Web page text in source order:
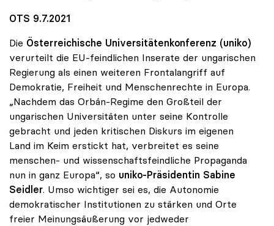
OTS 9.7.2021
Die Österreichische Universitätenkonferenz (uniko)
verurteilt die EU-feindlichen Inserate der ungarischen
Regierung als einen weiteren Frontalangriff auf
Demokratie, Freiheit und Menschenrechte in Europa.
„Nachdem das Orbán-Regime den Großteil der
ungarischen Universitäten unter seine Kontrolle
gebracht und jeden kritischen Diskurs im eigenen
Land im Keim erstickt hat, verbreitet es seine
menschen- und wissenschaftsfeindliche Propaganda
nun in ganz Europa“, so uniko-Präsidentin Sabine
Seidler. Umso wichtiger sei es, die Autonomie
demokratischer Institutionen zu stärken und Orte
freier Meinungsäußerung vor jedweder